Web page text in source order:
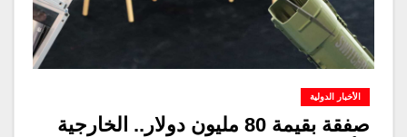
الأخبار الدولية
صفقة بقيمة 80 مليون دولار.. الخارجية